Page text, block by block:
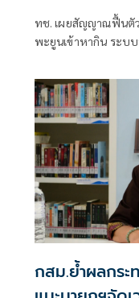
ทช. เผยสัญญาณฟื้นตั
พะยูนเข้าหากิน ระบ
กสม.ย้ำผลกร